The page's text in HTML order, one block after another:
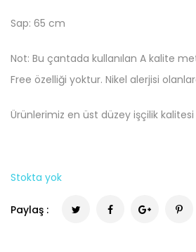
Sap: 65 cm
Not: Bu çantada kullanılan A kalite
Free özelliği yoktur. Nikel alerjisi
Ürünlerimiz en üst düzey işçilik
Stokta yok
Paylaş :